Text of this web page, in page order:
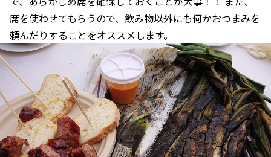
席を使わせてもらうので、飲み物以外にも何かおつまみを
頼んだりすることをオススメします。